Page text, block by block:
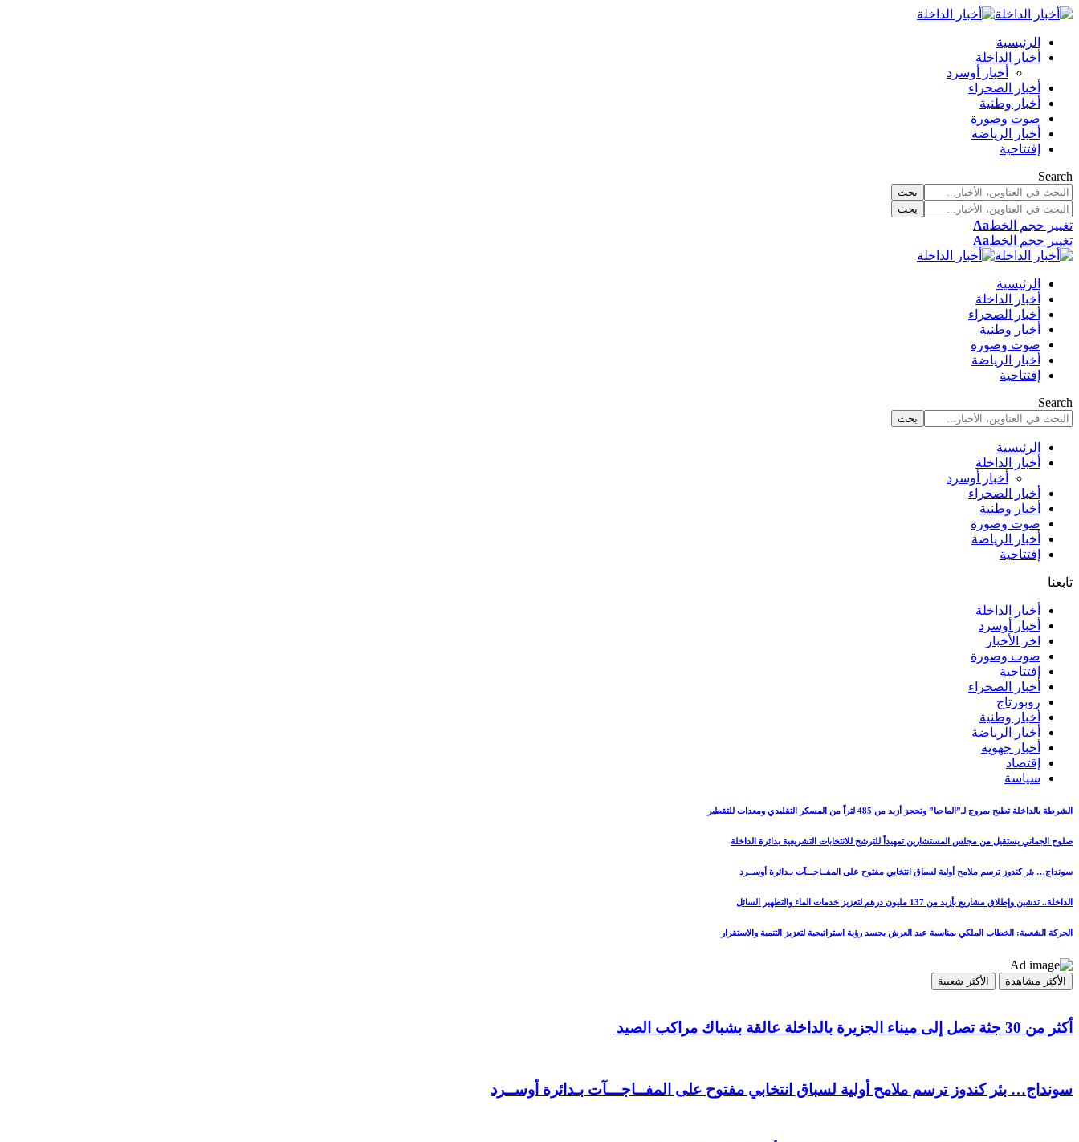
الرئيسية
أخبار الداخلة
أخبار أوسرد
أخبار الصحراء
أخبار وطنية
صوت وصورة
أخبار الرياضة
إفتتاحية
Search
تغيير حجم الخطAa
تغيير حجم الخطAa
الرئيسية
أخبار الداخلة
أخبار الصحراء
أخبار وطنية
صوت وصورة
أخبار الرياضة
إفتتاحية
Search
الرئيسية
أخبار الداخلة
أخبار أوسرد
أخبار الصحراء
أخبار وطنية
صوت وصورة
أخبار الرياضة
إفتتاحية
تابعنا
أخبار الداخلة
أخبار أوسرد
اخر الأخبار
صوت وصورة
إفتتاحية
أخبار الصحراء
روبورتاج
أخبار وطنية
أخبار الرياضة
أخبار جهوية
إقتصاد
سياسة
الشرطة بالداخلة تطيح بمروج لـ”الماحيا” وتحجز أزيد من 485 لتراً من المسكر التقليدي ومعدات للتقطير
صلوح الجماني يستقيل من مجلس المستشارين تمهيداً للترشح للانتخابات التشريعية بدائرة الداخلة
سونداج… بئر كندوز ترسم ملامح أولية لسباق انتخابي مفتوح على المفــاجـــآت بـدائرة أوســرد
الداخلة.. تدشين وإطلاق مشاريع بأزيد من 137 مليون درهم لتعزيز خدمات الماء والتطهير السائل
الحركة الشعبية: الخطاب الملكي بمناسبة عيد العرش يجسد رؤية استراتيجية لتعزيز التنمية والاستقرار
الأكثر مشاهدة الأكثر شعبية
أكثر من 30 جثة تصل إلى ميناء الجزيرة بالداخلة عالقة بشباك مراكب الصيد
سونداج… بئر كندوز ترسم ملامح أولية لسباق انتخابي مفتوح على المفــاجـــآت بـدائرة أوســرد